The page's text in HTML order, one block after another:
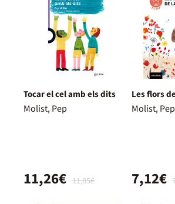
Tocar el cel amb els dits
Molist, Pep
11,85€
11,26€
Les flors
Molist, Pep
7,12€